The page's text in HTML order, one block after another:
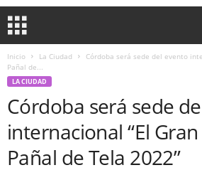
Inicio La Ciudad
Córdoba será sede del evento
Pañal de...
LA CIUDAD
Córdoba será sede
internacional “El
Pañal de Tela 2022”